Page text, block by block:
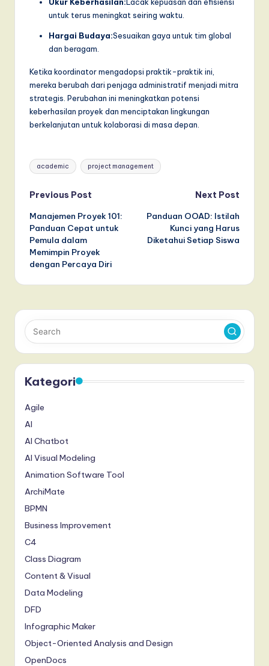
untuk terus meningkat seiring waktu.
Hargai Budaya:Sesuaikan gaya untuk tim global
dan beragam.
Ketika koordinator mengadopsi praktik-praktik ini,
mereka berubah dari penjaga administratif menjadi mitra
strategis. Perubahan ini meningkatkan potensi
keberhasilan proyek dan menciptakan lingkungan
berkelanjutan untuk kolaborasi di masa depan.
Tags:
academic project management
Post
navigation
Previous Post
Manajemen Proyek 101:
Panduan Cepat untuk
Pemula dalam
Memimpin Proyek
dengan Percaya Diri
Next Post
Panduan OOAD: Istilah
Kunci yang Harus
Diketahui Setiap Siswa
Kategori
Agile
AI
AI Chatbot
AI Visual Modeling
Animation Software Tool
ArchiMate
BPMN
Business Improvement
C4
Class Diagram
Content & Visual
Data Modeling
DFD
Infographic Maker
Object-Oriented Analysis and Design
OpenDocs